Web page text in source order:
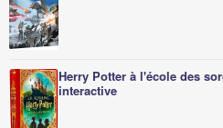
Herry Potter à l'école des
interactive